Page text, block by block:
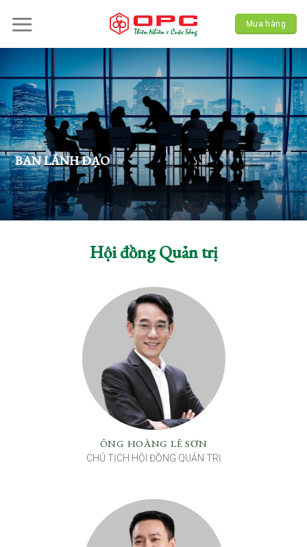
Mua hàng
BAN LÃNH ĐẠO
Hội đồng Quản trị
ÔNG HOÀNG LÊ SƠN
CHỦ TỊCH HỘI ĐỒNG QUẢN TRỊ